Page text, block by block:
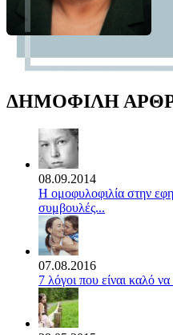
ΔΗΜΟΦΙΛΗ
08.09.2014
Η ομοφυλοφιλία στην
συμβουλές...
07.08.2016
7 λόγοι που είναι καλό